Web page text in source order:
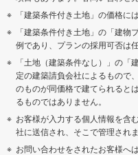
「建築条件付き土地」の価格に
「建築条件付き土地」の「建
例であり、プランの採用可否は任
「土地（建築条件なし）」の
定の建築請負会社によるもので
のものが同価格で建てられると
るものではありません。
お客様が入力する個人情報を含
社に送信され、そこで管理されま
お問い合わせをされたお客様へ